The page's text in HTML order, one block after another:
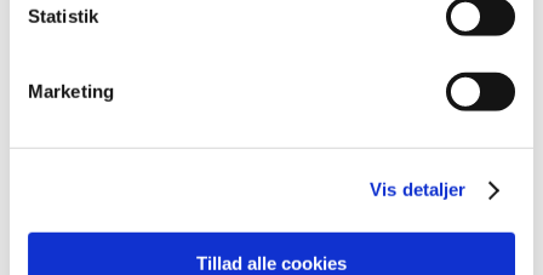
Statistik
Marketing
Vis detaljer
Tillad alle cookies
oktober (6)
juni (4)
februar (6)